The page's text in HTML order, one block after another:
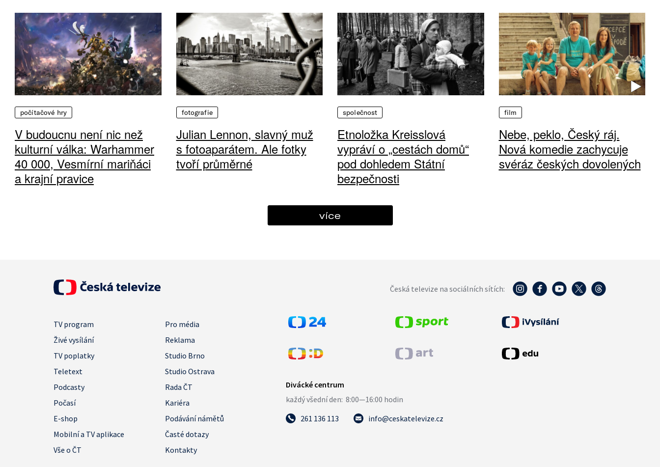
počítačové hry
V budoucnu není nic než
kulturní válka: Warhammer
40 000, Vesmírní mariňáci
a krajní pravice
fotografie
Julian Lennon, slavný muž
s fotoaparátem. Ale fotky
tvoří průměrné
společnost
Etnoložka Kreisslová
vypráví o „cestách domů“
pod dohledem Státní
bezpečnosti
film
Nebe, peklo, Český ráj.
Nová komedie zachycuje
svéráz českých dovolených
více
Česká televize na sociálních sítích:
TV program
Pro média
Živé vysílání
Reklama
TV poplatky
Studio Brno
Teletext
Studio Ostrava
Podcasty
Rada ČT
Počasí
Kariéra
E-shop
Podávání námětů
Mobilní a TV aplikace
Časté dotazy
Vše o ČT
Kontakty
261 136 113 info@ceskatelevize.cz